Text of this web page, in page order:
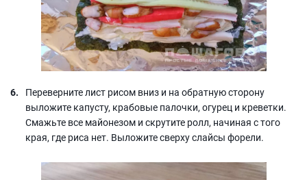
Переверните лист рисом вниз и на обратную сторону
выложите капусту, крабовые палочки, огурец и креветки.
Смажьте все майонезом и скрутите ролл, начиная с того
края, где риса нет. Выложите сверху слайсы форели.